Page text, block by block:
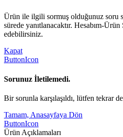
Ürün ile ilgili sormuş olduğunuz soru
sürede yanıtlanacaktır. Hesabım-
edebilirsiniz.
Kapat
ButtonIcon
Sorunuz İletilemedi.
Bir sorunla karşılaşıldı, lütfen tekrar
Tamam, Anasayfaya Dön
ButtonIcon
Ürün Açıklamaları